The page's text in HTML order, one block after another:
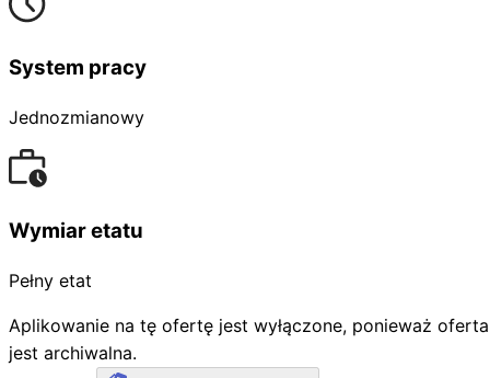
System pracy
Jednozmianowy
Wymiar etatu
Pełny etat
Aplikowanie na tę ofertę jest wyłączone, ponieważ oferta
jest archiwalna.